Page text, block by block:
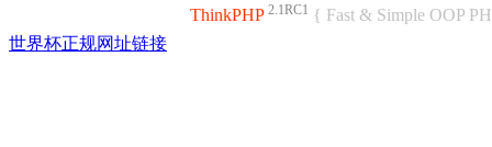
ThinkPHP 2.1RC1 { Fast & Simple OOP
世界杯正规网址链接